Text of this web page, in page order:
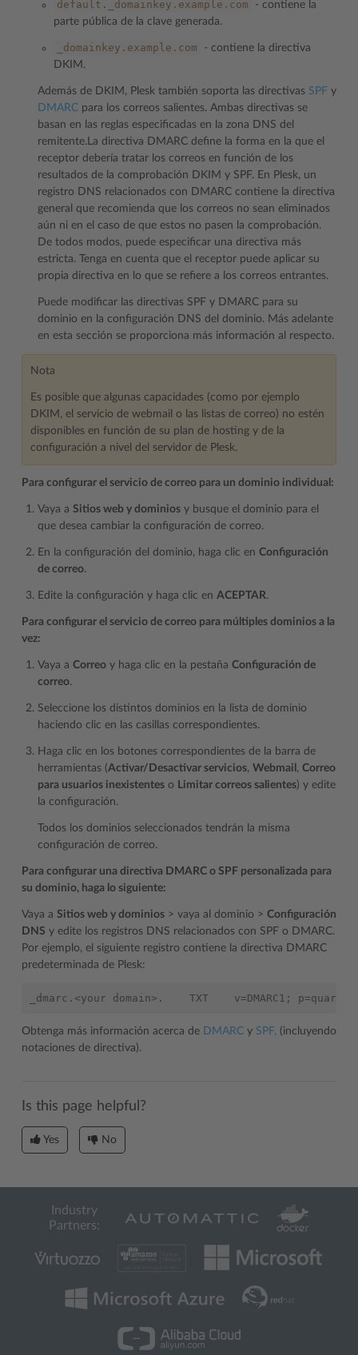
default._domainkey.example.com
- contiene la
parte pública de la clave generada.
_domainkey.example.com
- contiene la directiva
DKIM.
Además de DKIM, Plesk también soporta las directivas SPF y
DMARC para los correos salientes. Ambas directivas se
basan en las reglas especificadas en la zona DNS del
remitente.La directiva DMARC define la forma en la que el
receptor debería tratar los correos en función de los
resultados de la comprobación DKIM y SPF. En Plesk, un
registro DNS relacionados con DMARC contiene la directiva
general que recomienda que los correos no sean eliminados
aún ni en el caso de que estos no pasen la comprobación.
De todos modos, puede especificar una directiva más
estricta. Tenga en cuenta que el receptor puede aplicar su
propia directiva en lo que se refiere a los correos entrantes.
Puede modificar las directivas SPF y DMARC para su
dominio en la configuración DNS del dominio. Más adelante
en esta sección se proporciona más información al respecto.
Nota
Es posible que algunas capacidades (como por ejemplo
DKIM, el servicio de webmail o las listas de correo) no estén
disponibles en función de su plan de hosting y de la
configuración a nivel del servidor de Plesk.
Para configurar el servicio de correo para un dominio individual:
Vaya a Sitios web y dominios y busque el dominio para el
que desea cambiar la configuración de correo.
En la configuración del dominio, haga clic en Configuración
de correo.
Edite la configuración y haga clic en ACEPTAR.
Para configurar el servicio de correo para múltiples dominios a la
vez:
Vaya a Correo y haga clic en la pestaña Configuración de
correo.
Seleccione los distintos dominios en la lista de dominio
haciendo clic en las casillas correspondientes.
Haga clic en los botones correspondientes de la barra de
herramientas (Activar/Desactivar servicios, Webmail , Correo
para usuarios inexistentes o Limitar correos salientes) y edite
la configuración.
Todos los dominios seleccionados tendrán la misma
configuración de correo.
Para configurar una directiva DMARC o SPF personalizada para
su dominio, haga lo siguiente:
Vaya a Sitios web y dominios > vaya al dominio > Configuración
DNS y edite los registros DNS relacionados con SPF o DMARC.
Por ejemplo, el siguiente registro contiene la directiva DMARC
predeterminada de Plesk:
Obtenga más información acerca de DMARC y SPF, (incluyendo
notaciones de directiva).
Is this page helpful?
Yes No
Industry
Partners: